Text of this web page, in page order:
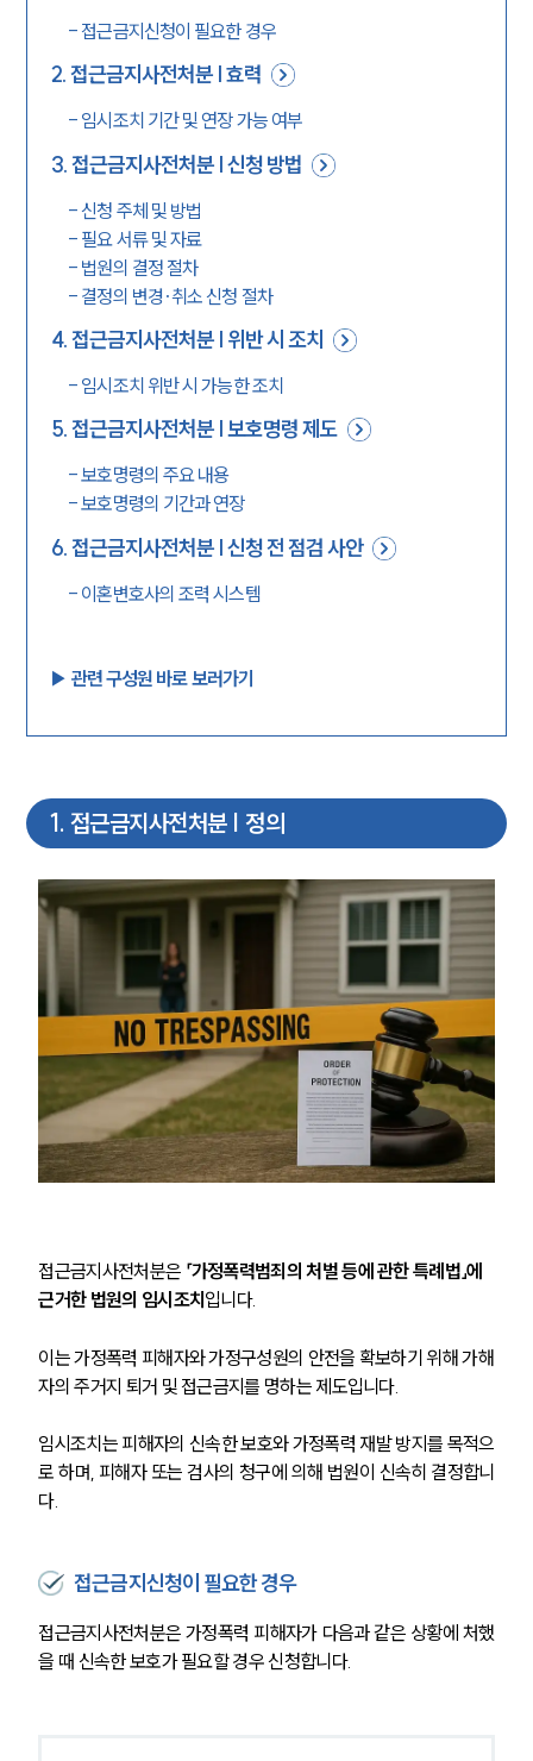
- 접근금지신청이 필요한 경우
2.접근금지사전처분 | 효력
- 임시조치 기간 및 연장 가능 여부
3.접근금지사전처분 | 신청 방법
-신청 주체 및 방법
- 필요 서류 및 자료
- 법원의 결정 절차
- 결정의 변경·취소 신청 절차
4.접근금지사전처분 | 위반 시 조치
- 임시조치 위반 시 가능한 조치
5.접근금지사전처분 | 보호명령 제도
-보호명령의 주요 내용
-보호명령의 기간과 연장
6.접근금지사전처분 | 신청 전 점검 사안
- 이혼변호사의 조력 시스템
▶︎ 관련 구성원 바로 보러가기
1. 접근금지사전처분 | 정의
접근금지사전처분은 「가정폭력범죄의 처벌 등에 관한 특례법」에
근거한 법원의 임시조치 입니다.
이는 가정폭력 피해자와 가정구성원의 안전을 확보하기 위해 가해
자의 주거지 퇴거 및 접근금지를 명하는 제도입니다.
임시조치는 피해자의 신속한 보호와 가정폭력 재발 방지를 목적으
로 하며, 피해자 또는 검사의 청구에 의해 법원이 신속히 결정합니
다.
접근금지신청이 필요한 경우
접근금지사전처분은 가정폭력 피해자가 다음과 같은 상황에 처했
을 때 신속한 보호가 필요할 경우 신청합니다.